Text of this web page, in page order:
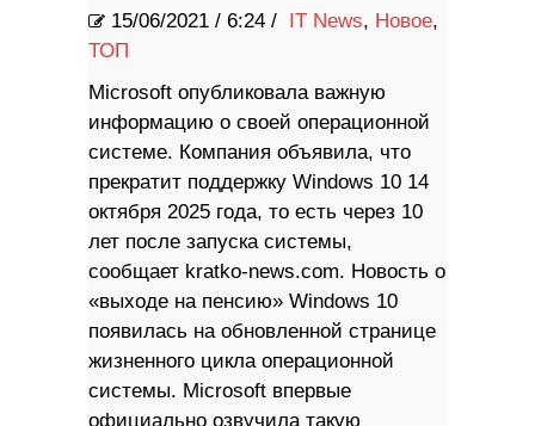
15/06/2021 / 6:24 / IT News, Новое,
ТОП
Microsoft опубликовала важную
информацию о своей операционной
системе. Компания объявила, что
прекратит поддержку Windows 10 14
октября 2025 года, то есть через 10
лет после запуска системы,
сообщает kratko-news.com. Новость о
«выходе на пенсию» Windows 10
появилась на обновленной странице
жизненного цикла операционной
системы. Microsoft впервые
официально озвучила такую ​​